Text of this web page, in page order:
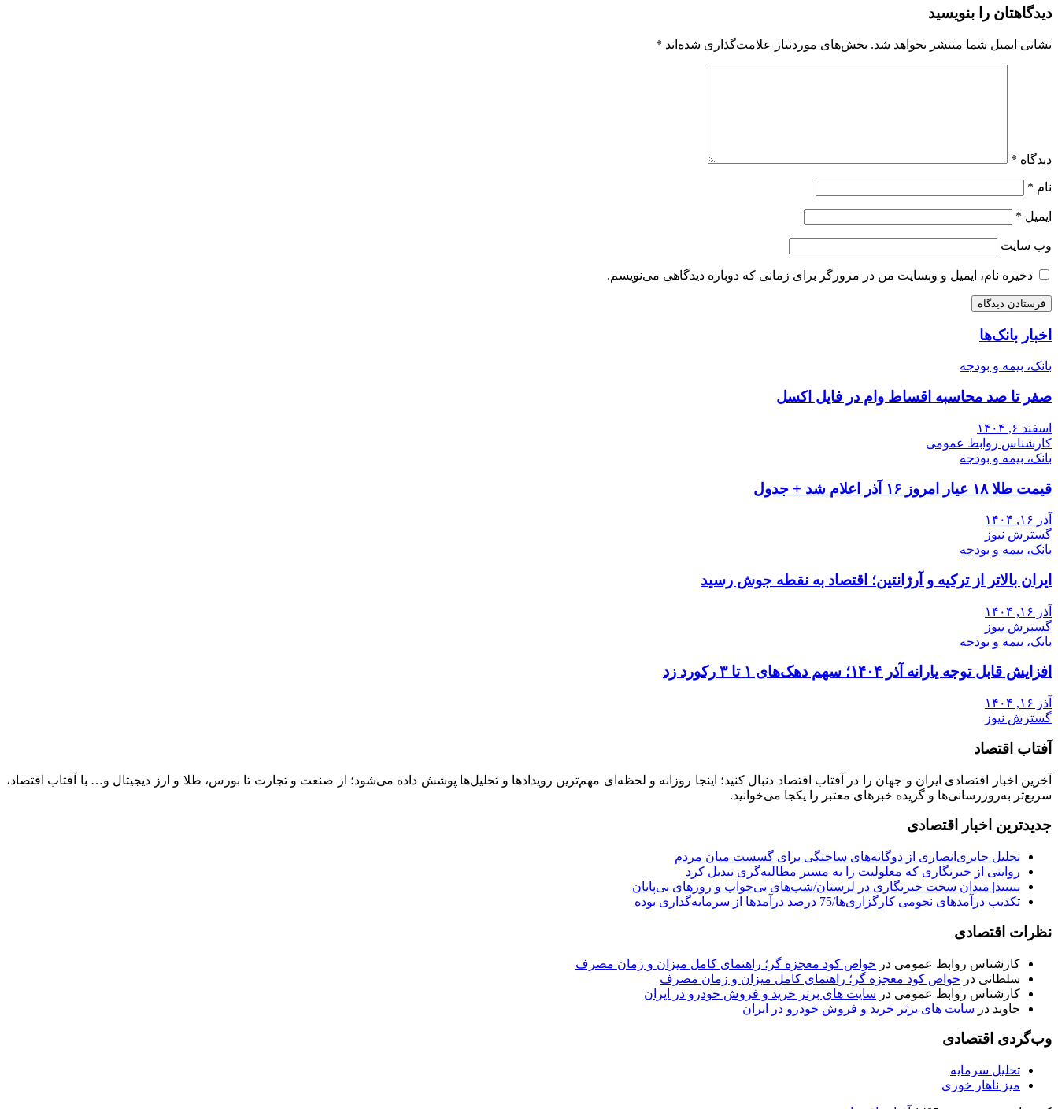
دیدگاهتان را بنویسید
نشانی ایمیل شما منتشر نخواهد شد. بخش‌های موردنیاز علامت‌گذاری شده‌اند *
دیدگاه *
نام *
ایمیل *
وب‌ سایت
ذخیره نام، ایمیل و وبسایت من در مرورگر برای زمانی که دوباره دیدگاهی می‌نویسم.
اخبار بانک‌ها
بانک، بیمه و بودجه
صفر تا صد محاسبه اقساط وام در فایل اکسل
اسفند ۶, ۱۴۰۴
کارشناس روابط عمومی
بانک، بیمه و بودجه
قیمت طلا ۱۸ عیار امروز ۱۶ آذر اعلام شد + جدول
آذر ۱۶, ۱۴۰۴
گسترش نیوز
بانک، بیمه و بودجه
ایران بالاتر از ترکیه و آرژانتین؛ اقتصاد به نقطه جوش رسید
آذر ۱۶, ۱۴۰۴
گسترش نیوز
بانک، بیمه و بودجه
افزایش قابل توجه یارانه آذر ۱۴۰۴؛ سهم دهک‌های ۱ تا ۳ رکورد زد
آذر ۱۶, ۱۴۰۴
گسترش نیوز
آفتاب اقتصاد
آخرین اخبار اقتصادی ایران و جهان را در آفتاب اقتصاد دنبال کنید؛ اینجا روزانه و لحظه‌ای مهم‌ترین رویدادها و تحلیل‌ها پوشش داده می‌شود؛ از صنعت و تجارت تا بورس، طلا و ارز دیجیتال و… با آفتاب اقتصاد،
سریع‌تر به‌روزرسانی‌ها و گزیده خبرهای معتبر را یکجا می‌خوانید.
جدیدترین اخبار اقتصادی
تحلیل جابری‌انصاری از دوگانه‌های ساختگی ‌برای گسست میان مردم
روایتی از خبرنگاری که معلولیت را به مسیر مطالبه‌گری تبدیل کرد
ببینید| میدان سخت خبرنگاری در لرستان/‌شب‌های بی‌خواب و روزهای بی‌پایان
تکذیب درآمدهای نجومی کارگزاری‌ها/75 درصد درآمدها از سرمایه‌گذاری بوده
نظرات اقتصادی
کارشناس روابط عمومی در خواص کود معجزه گر؛ راهنمای کامل میزان و زمان مصرف
سلطانی در خواص کود معجزه گر؛ راهنمای کامل میزان و زمان مصرف
کارشناس روابط عمومی در سایت های برتر خرید و فروش خودرو در ایران
جاوید در سایت های برتر خرید و فروش خودرو در ایران
وب‌گردی اقتصادی
تحلیل سرمایه
میز ناهار خوری